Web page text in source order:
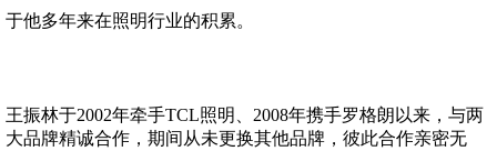
于他多年来在照明行业的积累。
王振林于2002年牵手TCL照明、2008年携手罗格朗以来，与两
大品牌精诚合作，期间从未更换其他品牌，彼此合作亲密无